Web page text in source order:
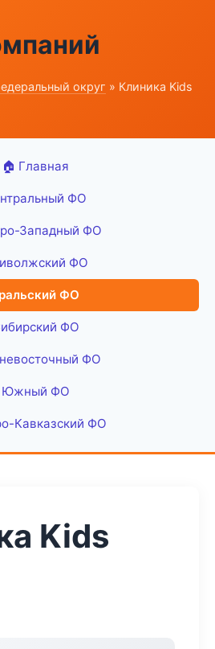
округ » Клиника Kids
🏠 Главная
ФО
Западный ФО
ФО
ФО
ФО
ФО
Южный ФО
Кавказский ФО
Kids